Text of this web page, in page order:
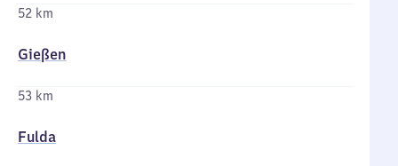
52 km
Gießen
53 km
Fulda